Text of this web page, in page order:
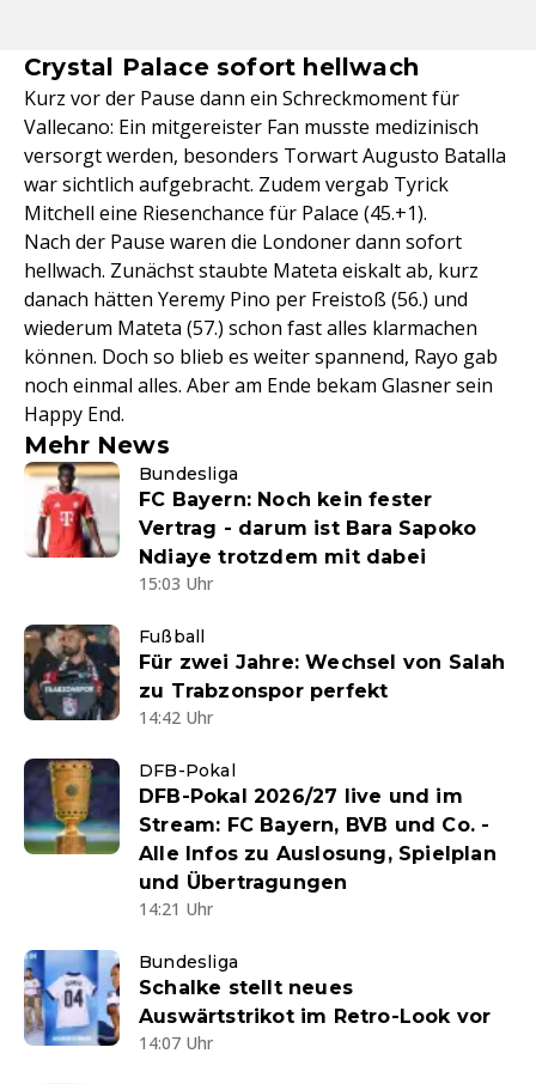
Crystal Palace sofort hellwach
Kurz vor der Pause dann ein Schreckmoment für
Vallecano: Ein mitgereister Fan musste medizinisch
versorgt werden, besonders Torwart Augusto Batalla
war sichtlich aufgebracht. Zudem vergab Tyrick
Mitchell eine Riesenchance für Palace (45.+1).
Nach der Pause waren die Londoner dann sofort
hellwach. Zunächst staubte Mateta eiskalt ab, kurz
danach hätten Yeremy Pino per Freistoß (56.) und
wiederum Mateta (57.) schon fast alles klarmachen
können. Doch so blieb es weiter spannend, Rayo gab
noch einmal alles. Aber am Ende bekam Glasner sein
Happy End.
Mehr News
Bundesliga
FC Bayern: Noch kein fester
Vertrag - darum ist Bara Sapoko
Ndiaye trotzdem mit dabei
15:03 Uhr
Fußball
Für zwei Jahre: Wechsel von Salah
zu Trabzonspor perfekt
14:42 Uhr
DFB-Pokal
DFB-Pokal 2026/27 live und im
Stream: FC Bayern, BVB und Co. -
Alle Infos zu Auslosung, Spielplan
und Übertragungen
14:21 Uhr
Bundesliga
Schalke stellt neues
Auswärtstrikot im Retro-Look vor
14:07 Uhr